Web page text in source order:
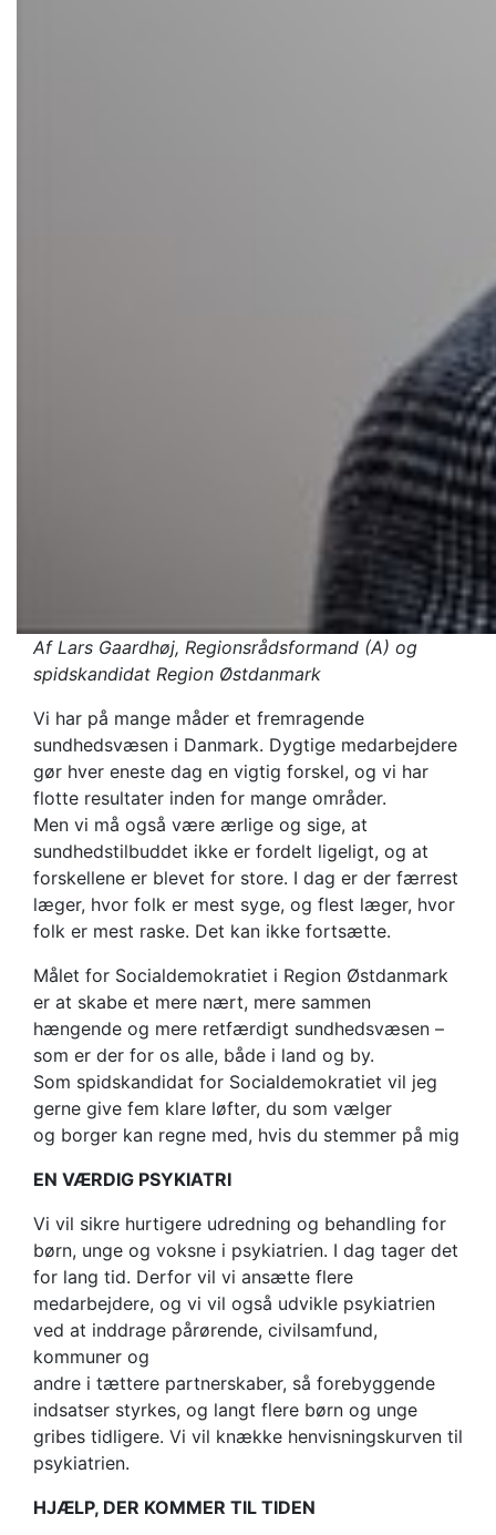
Af Lars Gaardhøj, Regionsrådsformand (A) og
spidskandidat Region Østdanmark
Vi har på mange måder et fremragende
sundhedsvæsen i Danmark. Dygtige medarbejdere
gør hver eneste dag en vigtig forskel, og vi har
flotte resultater inden for mange områder.
Men vi må også være ærlige og sige, at
sundhedstilbuddet ikke er fordelt ligeligt, og at
forskellene er blevet for store. I dag er der færrest
læger, hvor folk er mest syge, og flest læger, hvor
folk er mest raske. Det kan ikke fortsætte.
Målet for Socialdemokratiet i Region Østdanmark
er at skabe et mere nært, mere sammen
hængende og mere retfærdigt sundhedsvæsen –
som er der for os alle, både i land og by.
Som spidskandidat for Socialdemokratiet vil jeg
gerne give fem klare løfter, du som vælger
og borger kan regne med, hvis du stemmer på mig
EN VÆRDIG PSYKIATRI
Vi vil sikre hurtigere udredning og behandling for
børn, unge og voksne i psykiatrien. I dag tager det
for lang tid. Derfor vil vi ansætte flere
medarbejdere, og vi vil også udvikle psykiatrien
ved at inddrage pårørende, civilsamfund,
kommuner og
andre i tættere partnerskaber, så forebyggende
indsatser styrkes, og langt flere børn og unge
gribes tidligere. Vi vil knække henvisningskurven til
psykiatrien.
HJÆLP, DER KOMMER TIL TIDEN